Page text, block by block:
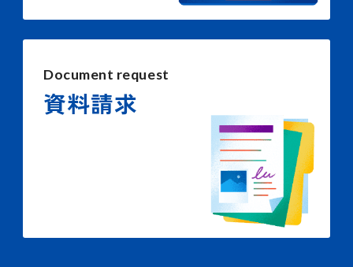
Document request
資料請求